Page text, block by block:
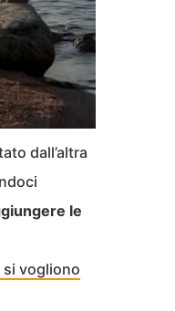
dall’altra
le
si vogliono